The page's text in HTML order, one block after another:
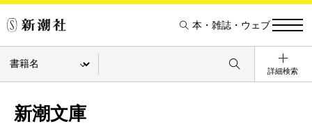
本・雑誌・ウェブ
詳細検索
新潮文庫